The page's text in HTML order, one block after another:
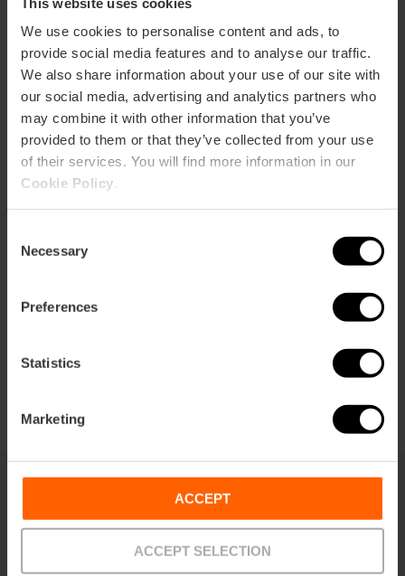
We use cookies to personalise content and ads, to
provide social media features and to analyse our traffic.
We also share information about your use of our site with
our social media, advertising and analytics partners who
may combine it with other information that you’ve
provided to them or that they’ve collected from your use
of their services. You will find more information in our
Cookie Policy
Selection
Necessary
Preferences
Statistics
Marketing
ACCEPT
ACCEPT SELECTION
Activar mapa
Direccions
També et pot interessar